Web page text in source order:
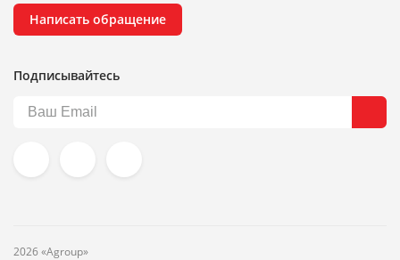
Написать обращение
Подписывайтесь
2026 «Agroup»